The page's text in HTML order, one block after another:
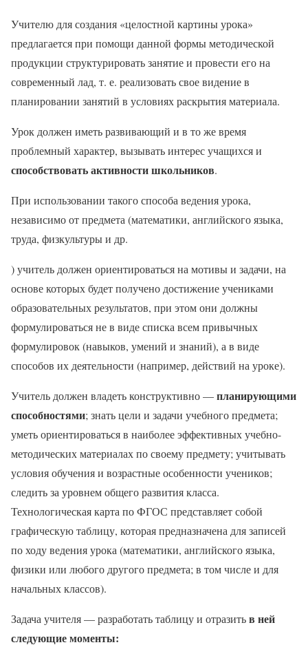
Учителю для создания «целостной картины урока»
предлагается при помощи данной формы методической
продукции структурировать занятие и провести его на
современный лад, т. е. реализовать свое видение в
планировании занятий в условиях раскрытия материала.
Урок должен иметь развивающий и в то же время
проблемный характер, вызывать интерес учащихся и
способствовать активности школьников.
При использовании такого способа ведения урока,
независимо от предмета (математики, английского языка,
труда, физкультуры и др.
) учитель должен ориентироваться на мотивы и задачи, на
основе которых будет получено достижение учениками
образовательных результатов, при этом они должны
формулироваться не в виде списка всем привычных
формулировок (навыков, умений и знаний), а в виде
способов их деятельности (например, действий на уроке).
Учитель должен владеть конструктивно —планирующими
способностями; знать цели и задачи учебного предмета;
уметь ориентироваться в наиболее эффективных учебно-
методических материалах по своему предмету; учитывать
условия обучения и возрастные особенности учеников;
следить за уровнем общего развития класса.
Технологическая карта по ФГОС представляет собой
графическую таблицу, которая предназначена для записей
по ходу ведения урока (математики, английского языка,
физики или любого другого предмета; в том числе и для
начальных классов).
Задача учителя — разработать таблицу и отразитьв ней
следующие моменты: